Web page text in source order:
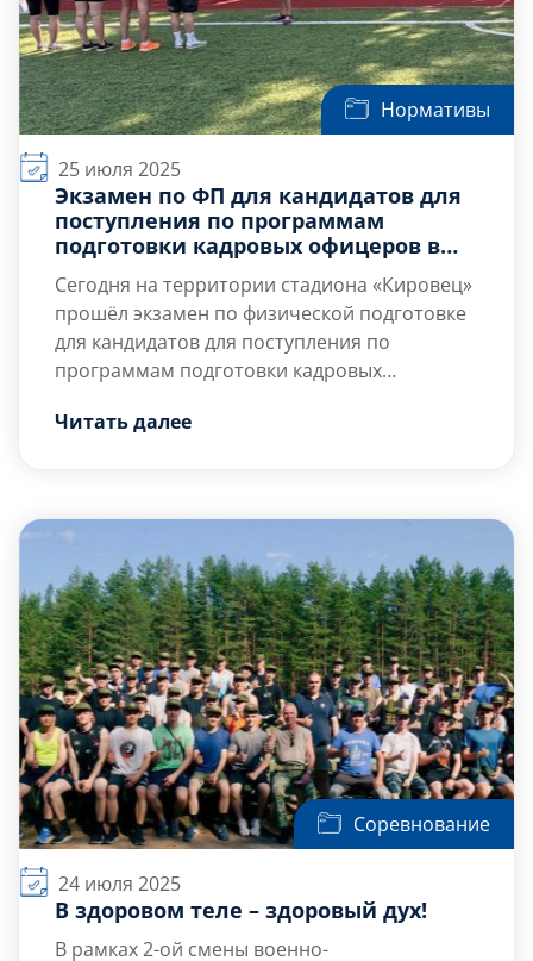
Нормативы
25 июля 2025
Экзамен по ФП для кандидатов для
поступления по программам
подготовки кадровых офицеров в
ВУЦ при БГТУ «ВОЕНМЕХ» им. Д.Ф.
Устинова
Сегодня на территории стадиона «Кировец»
прошёл экзамен по физической подготовке
для кандидатов для поступления по
программам подготовки кадровых
БГТУ «ВОЕНМЕХ» им. Д.Ф. Устинова.
подготовки студенты под чётким
подтягивании на перекладине, беге на
короткие и длинные дистанции.
Быть офицером — великая честь!
Читать далее
Соревнование
24 июля 2025
В здоровом теле – здоровый дух!
В рамках 2-ой смены военно-